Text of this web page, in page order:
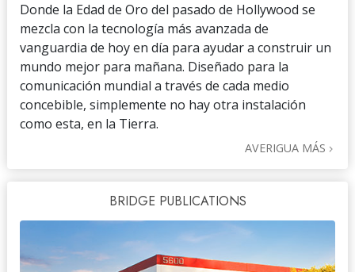
Donde la Edad de Oro del pasado de Hollywood se
mezcla con la tecnología más avanzada de
vanguardia de hoy en día para ayudar a construir un
mundo mejor para mañana. Diseñado para la
comunicación mundial a través de cada medio
concebible, simplemente no hay otra instalación
como esta, en la Tierra.
AVERIGUA MÁS
BRIDGE PUBLICATIONS